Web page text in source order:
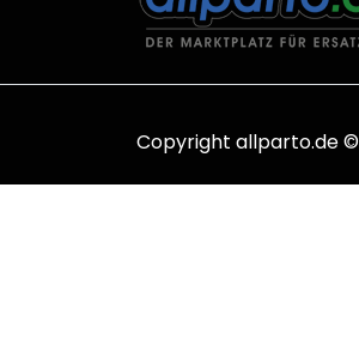
Copyright allparto.de ©